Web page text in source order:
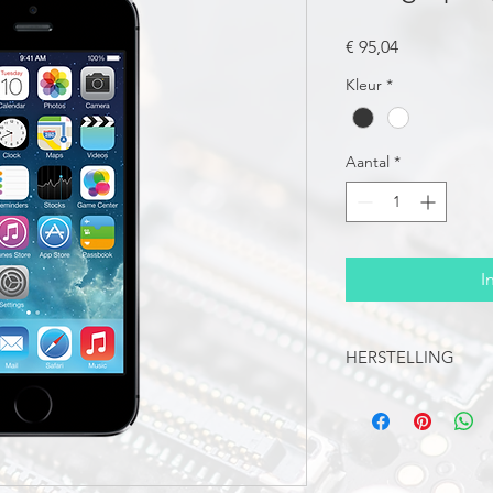
€ 95,04Prijs
Kleur *
Aantal *
HERSTELLING
In deze prijs is de